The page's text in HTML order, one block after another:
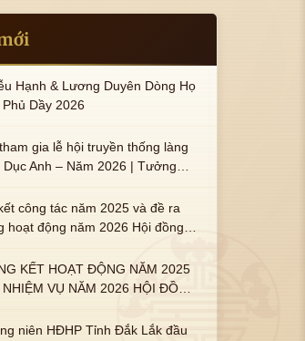
Hạnh & Lương Duyên Dòng Họ
Dầy 2026
gia lễ hội truyền thống làng
Anh – Năm 2026 | Tưởng
và 2 em trai : ngài Phạm Huy,
công tác năm 2025 và đề ra
hoạt động năm 2026 Hội đồng
KẾT HOẠT ĐỘNG NĂM 2025
VỤ NĂM 2026 HỘI ĐỒNG
niên HĐHP Tỉnh Đắk Lắk đầu